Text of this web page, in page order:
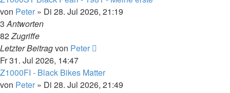
von Peter » Di 28. Jul 2026, 21:19
3Antworten
82Zugriffe
Letzter Beitragvon Peter
Fr 31. Jul 2026, 14:47
Z1000FI - Black Bikes Matter
von Peter » Di 28. Jul 2026, 21:49